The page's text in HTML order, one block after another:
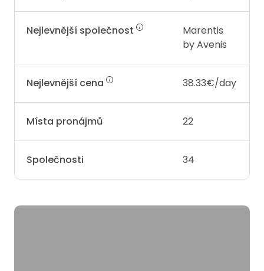
Nejlevnější společnost
Marentis
by Avenis
Nejlevnější cena 38.33€/day
Místa pronájmů 22
Společnosti 34